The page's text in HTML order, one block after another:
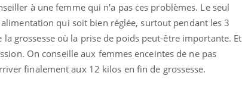
à une femme qui n'a pas ces problèmes. Le seul
qui soit bien réglée, surtout pendant les 3
grossesse où la prise de poids peut-être importante. Et
On conseille aux femmes enceintes de ne pas
finalement aux 12 kilos en fin de grossesse.